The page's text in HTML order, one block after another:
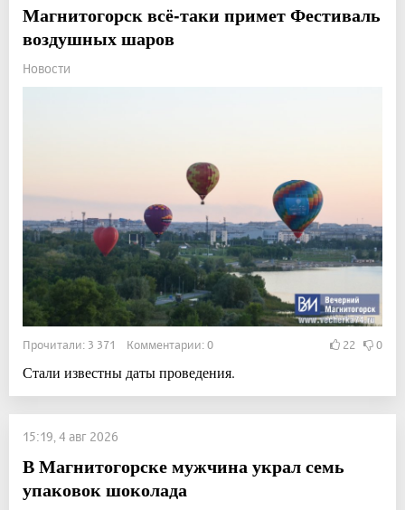
Магнитогорск всё-таки примет Фестиваль
воздушных шаров
Новости
Прочитали: 3 371 Комментарии: 0 22 0
Стали известны даты проведения.
15:19, 4 авг 2026
В Магнитогорске мужчина украл семь
упаковок шоколада